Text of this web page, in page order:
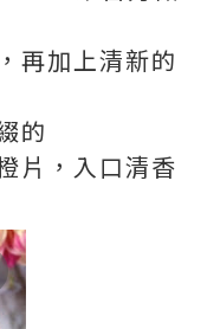
再加上清新的
的
片，入口清香